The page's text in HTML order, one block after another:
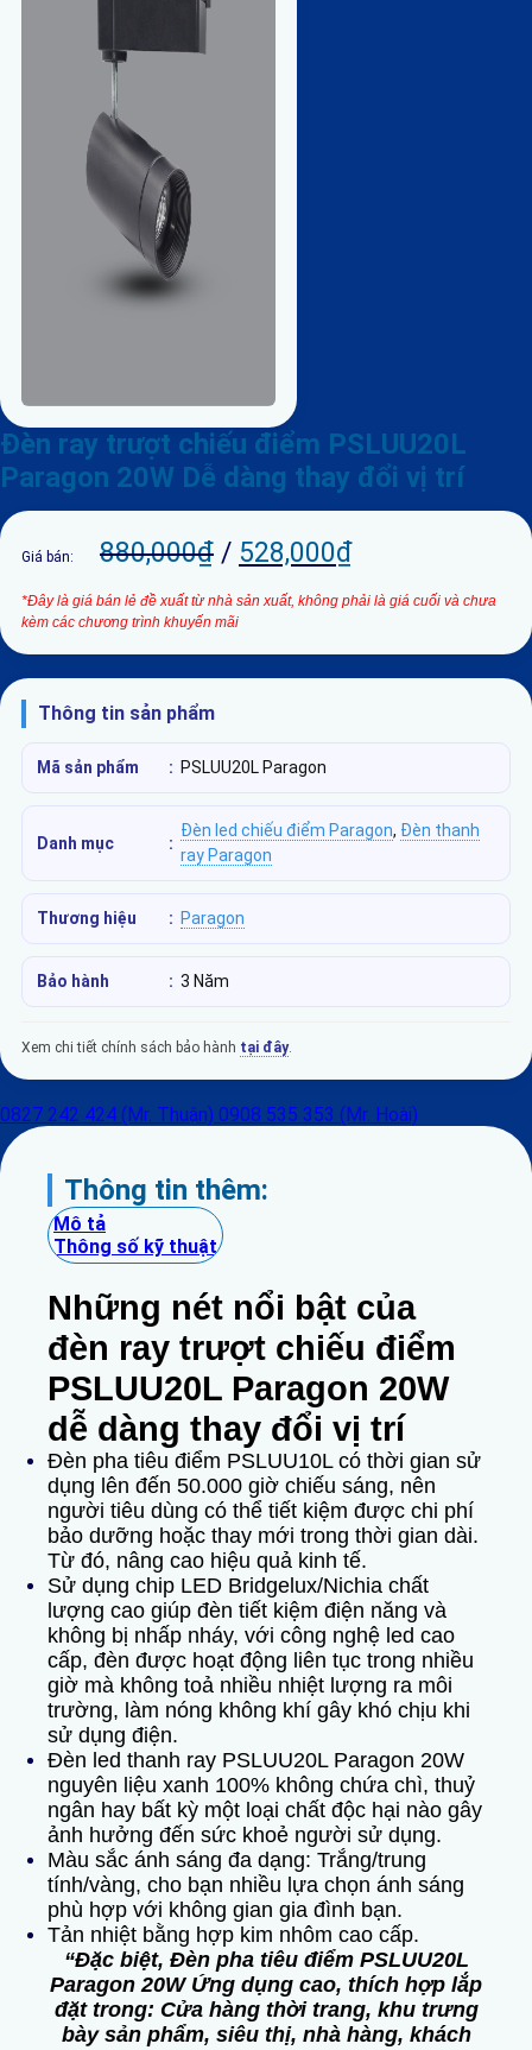
Đèn ray trượt chiếu điểm PSLUU20L
Paragon 20W Dễ dàng thay đổi vị trí
Giá bán: 880,000₫ / 528,000₫
*Đây là giá bán lẻ đề xuất từ nhà sản xuất, không phải là giá cuối và chưa
kèm các chương trình khuyến mãi
Thông tin sản phẩm
Mã sản phẩm : PSLUU20L Paragon
Danh mục :
Đèn led chiếu điểm Paragon, Đèn thanh
ray Paragon
Thương hiệu : Paragon
Bảo hành : 3 Năm
Xem chi tiết chính sách bảo hành tại đây.
0827 242 424 (Mr. Thuận) 0908 535 353 (Mr. Hoài)
Thông tin thêm:
Mô tả
Thông số kỹ thuật
Những nét nổi bật của
đèn ray trượt chiếu điểm
PSLUU20L Paragon 20W
dễ dàng thay đổi vị trí
Đèn pha tiêu điểm PSLUU10L có thời gian sử
dụng lên đến 50.000 giờ chiếu sáng, nên
người tiêu dùng có thể tiết kiệm được chi phí
bảo dưỡng hoặc thay mới trong thời gian dài.
Từ đó, nâng cao hiệu quả kinh tế.
Sử dụng chip LED Bridgelux/Nichia chất
lượng cao giúp đèn tiết kiệm điện năng và
không bị nhấp nháy, với công nghệ led cao
cấp, đèn được hoạt động liên tục trong nhiều
giờ mà không toả nhiều nhiệt lượng ra môi
trường, làm nóng không khí gây khó chịu khi
sử dụng điện.
Đèn led thanh ray PSLUU20L Paragon 20W
nguyên liệu xanh 100% không chứa chì, thuỷ
ngân hay bất kỳ một loại chất độc hại nào gây
ảnh hưởng đến sức khoẻ người sử dụng.
Màu sắc ánh sáng đa dạng: Trắng/trung
tính/vàng, cho bạn nhiều lựa chọn ánh sáng
phù hợp với không gian gia đình bạn.
Tản nhiệt bằng hợp kim nhôm cao cấp.
“Đặc biệt, Đèn pha tiêu điểm PSLUU20L
Paragon 20W Ứng dụng cao, thích hợp lắp
đặt trong: Cửa hàng thời trang, khu trưng
bày sản phẩm, siêu thị, nhà hàng, khách